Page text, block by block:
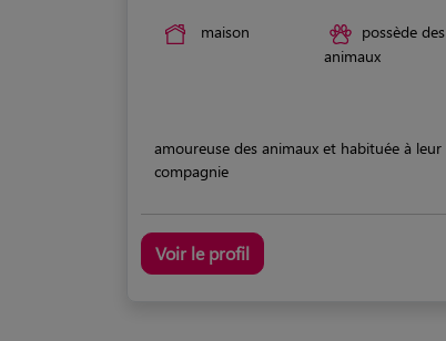
maison
possède des
animaux
amoureuse des animaux et habituée à leur
compagnie
Voir le profil